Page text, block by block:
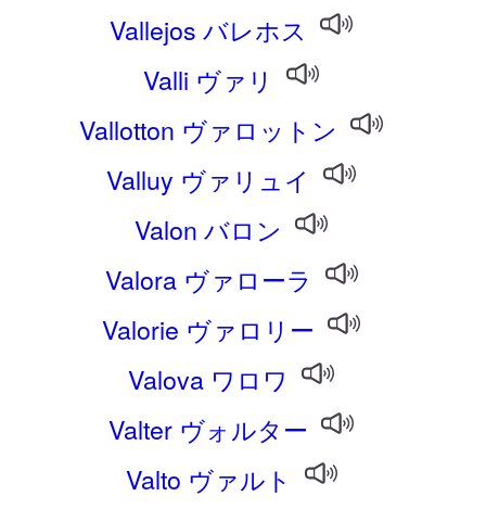
Vallejos バレホス
Valli ヴァリ
Vallotton ヴァロットン
Valluy ヴァリュイ
Valon バロン
Valora ヴァローラ
Valorie ヴァロリー
Valova ワロワ
Valter ヴォルター
Valto ヴァルト